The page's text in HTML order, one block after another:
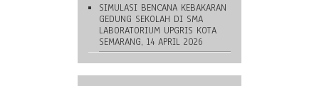
SIMULASI BENCANA KEBAKARAN
GEDUNG SEKOLAH DI SMA
LABORATORIUM UPGRIS KOTA
SEMARANG, 14 APRIL 2026